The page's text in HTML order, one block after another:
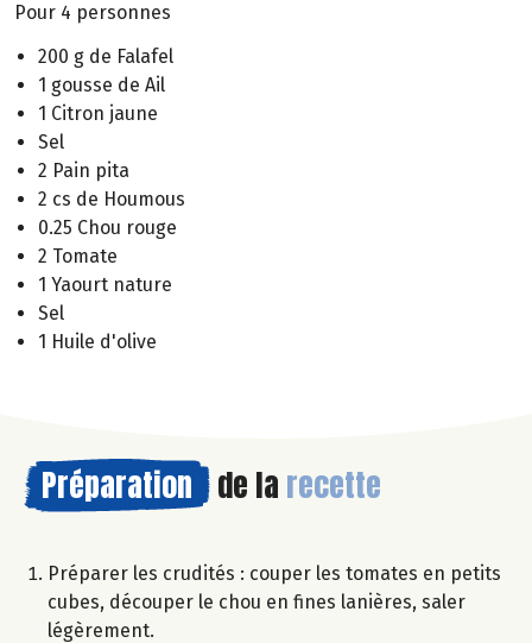
Pour 4 personnes
200 g de Falafel
1 gousse de Ail
1 Citron jaune
Sel
2 Pain pita
2 cs de Houmous
0.25 Chou rouge
2 Tomate
1 Yaourt nature
Sel
1 Huile d'olive
Préparation de la recette
Préparer les crudités : couper les tomates en petits
cubes, découper le chou en fines lanières, saler
légèrement.